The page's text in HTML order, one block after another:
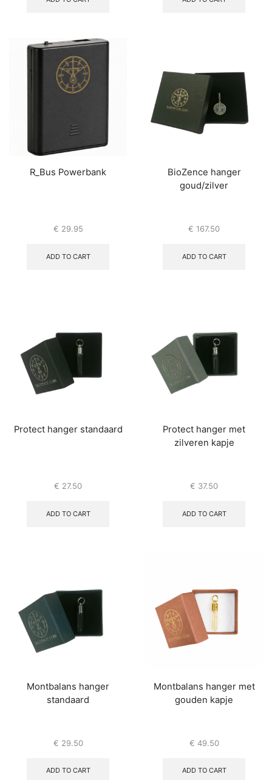
R_Bus Powerbank
€ 29.95
ADD TO CART
BioZence hanger
goud/zilver
€ 167.50
ADD TO CART
Protect hanger standaard
€ 27.50
ADD TO CART
Protect hanger met
zilveren kapje
€ 37.50
ADD TO CART
Montbalans hanger
standaard
€ 29.50
ADD TO CART
Montbalans hanger met
gouden kapje
€ 49.50
ADD TO CART